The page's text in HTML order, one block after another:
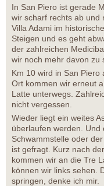
In San Piero ist gerade
wir scharf rechts ab und
Villa Adami im
Steigen und es geht
der zahlreichen
wir noch mehr davon zu
Km 10 wird in San Piero
Ort kommen wir erneut
Latte unterwegs.
nicht vergessen.
Wieder liegt ein weites
überlaufen werden. Und
Schwammstelle oder
ist gefragt. Kurz nach
kommen wir an die Tre
können wir links sehen.
springen, denke ich mir.